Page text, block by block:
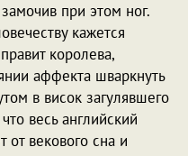
при этом ног.
кажется
королева,
аффекта шваркнуть
в висок загулявшего
весь английский
от векового сна и